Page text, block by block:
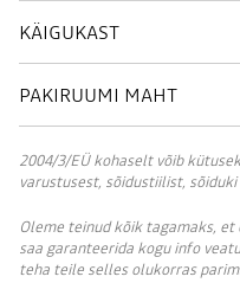
KÄIGUKAST
PAKIRUUMI MAHT
2004/3/EÜ kohaselt võib
varustusest, sõidustiilist,
Oleme teinud kõik tagamaks,
saa garanteerida kogu info
teha teile selles olukorras